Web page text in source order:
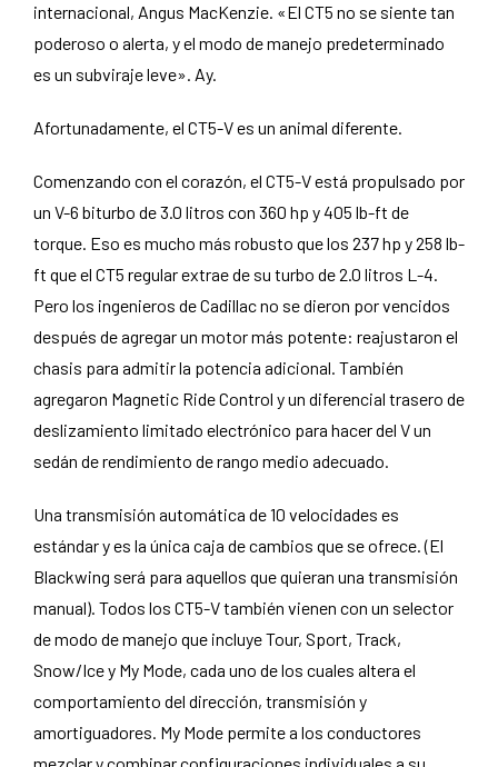
internacional, Angus MacKenzie. «El CT5 no se siente tan
poderoso o alerta, y el modo de manejo predeterminado
es un subviraje leve». Ay.
Afortunadamente, el CT5-V es un animal diferente.
Comenzando con el corazón, el CT5-V está propulsado por
un V-6 biturbo de 3.0 litros con 360 hp y 405 lb-ft de
torque. Eso es mucho más robusto que los 237 hp y 258 lb-
ft que el CT5 regular extrae de su turbo de 2.0 litros L-4.
Pero los ingenieros de Cadillac no se dieron por vencidos
después de agregar un motor más potente: reajustaron el
chasis para admitir la potencia adicional. También
agregaron Magnetic Ride Control y un diferencial trasero de
deslizamiento limitado electrónico para hacer del V un
sedán de rendimiento de rango medio adecuado.
Una transmisión automática de 10 velocidades es
estándar y es la única caja de cambios que se ofrece. (El
Blackwing será para aquellos que quieran una transmisión
manual). Todos los CT5-V también vienen con un selector
de modo de manejo que incluye Tour, Sport, Track,
Snow/Ice y My Mode, cada uno de los cuales altera el
comportamiento del dirección, transmisión y
amortiguadores. My Mode permite a los conductores